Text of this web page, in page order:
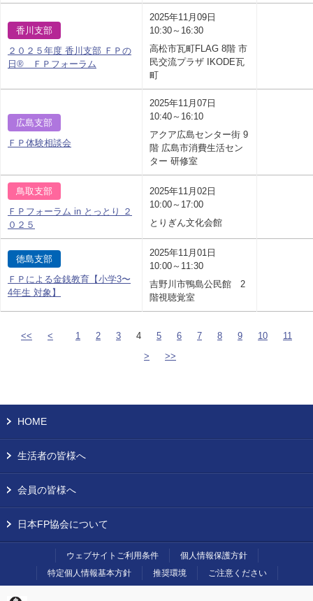
香川支部
２０２５年度 香川支部 ＦＰの
日® ＦＰフォーラム
2025年11月09日
10:30～16:30
高松市瓦町FLAG 8階 市
民交流プラザ IKODE瓦
町
広島支部
ＦＰ体験相談会
2025年11月07日
10:40～16:10
アクア広島センター街 9
階 広島市消費生活セン
ター 研修室
鳥取支部
ＦＰフォーラム in とっとり ２
０２５
2025年11月02日
10:00～17:00
とりぎん文化会館
徳島支部
ＦＰによる金銭教育【小学3〜
4年生 対象】
2025年11月01日
10:00～11:30
吉野川市鴨島公民館 2
階視聴覚室
<< < 1 2 3 4 5 6 7 8 9 10
11
>
>>
HOME
生活者の皆様へ
会員の皆様へ
日本FP協会について
ウェブサイトご利用条件
個人情報保護方針
特定個人情報基本方針
推奨環境 ご注意ください